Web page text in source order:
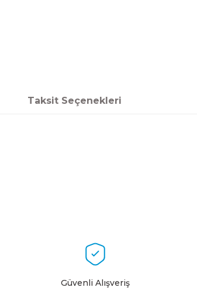
Taksit Seçenekleri
Güvenli Alışveriş